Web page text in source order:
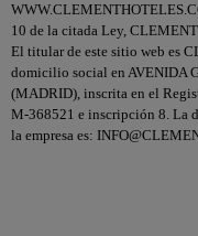
10 de la citada Ley,
El titular de este sitio web es
domicilio social en AVENIDA
(MADRID), inscrita en el
M-368521 e inscripción 8. La
la empresa es: